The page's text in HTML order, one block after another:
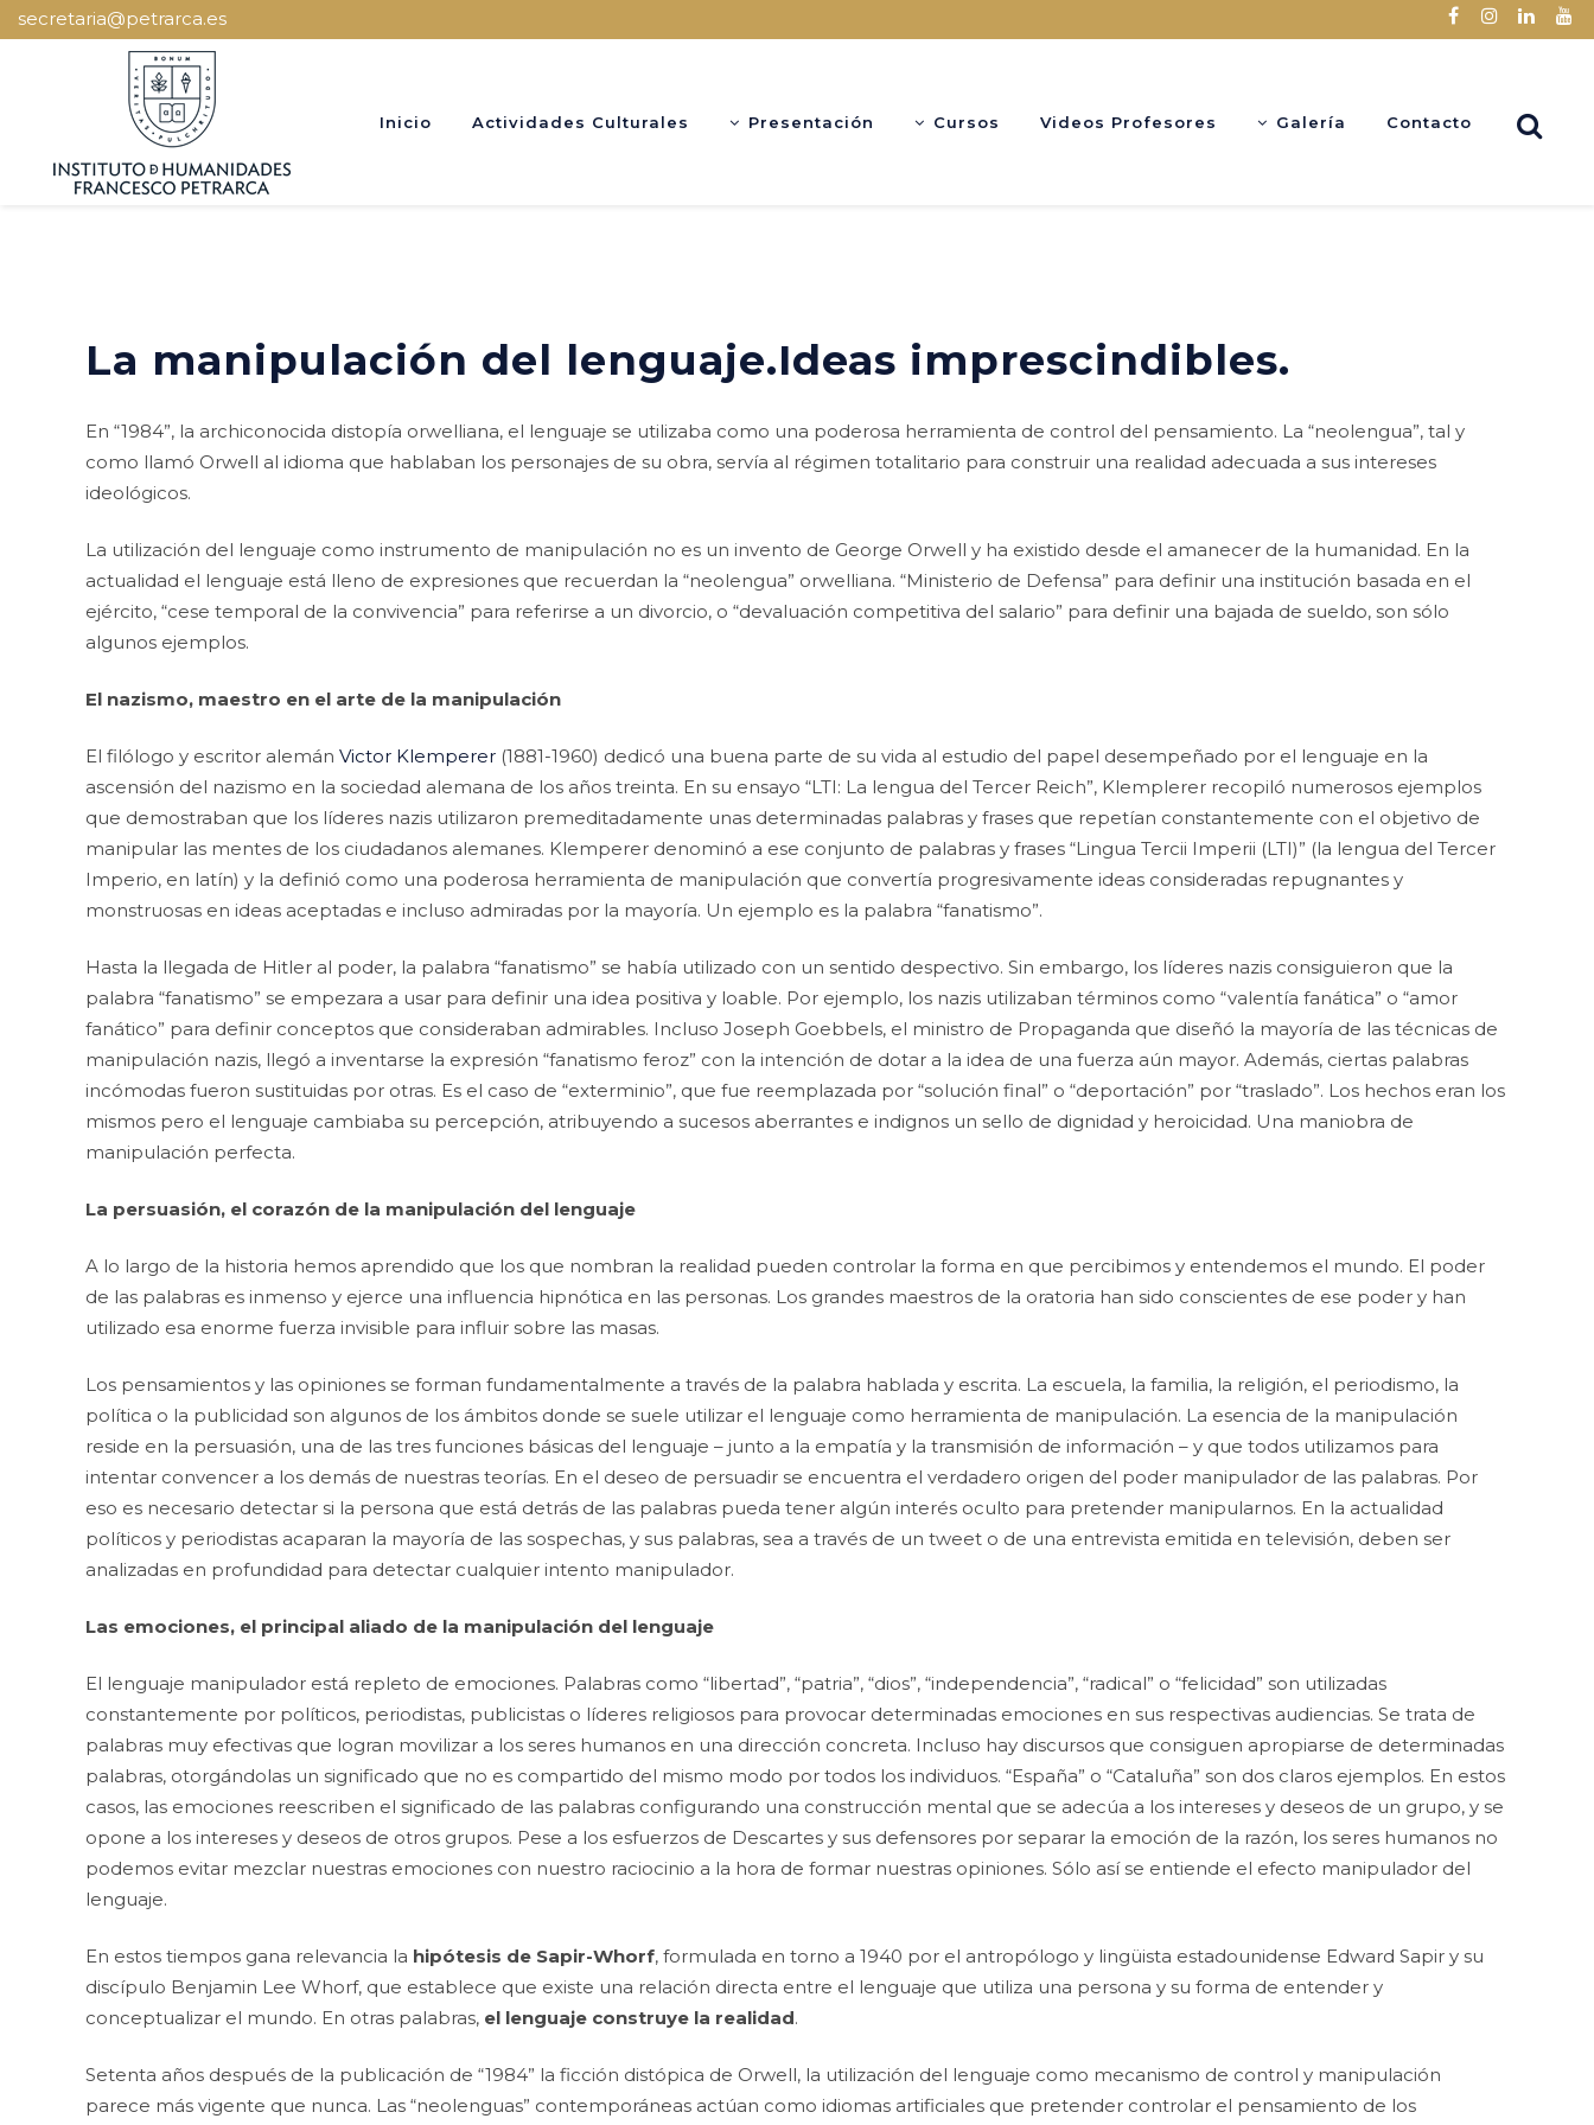
secretaria@petrarca.es
Inicio Actividades Culturales Presentación Cursos Videos Profesores Galería Contacto
La manipulación del lenguaje.Ideas imprescindibles.
En “1984”, la archiconocida distopía orwelliana, el lenguaje se utilizaba como una poderosa herramienta de control del pensamiento. La “neolengua”, tal y
como llamó Orwell al idioma que hablaban los personajes de su obra, servía al régimen totalitario para construir una realidad adecuada a sus intereses
ideológicos.
La utilización del lenguaje como instrumento de manipulación no es un invento de George Orwell y ha existido desde el amanecer de la humanidad. En la
actualidad el lenguaje está lleno de expresiones que recuerdan la “neolengua” orwelliana. “Ministerio de Defensa” para definir una institución basada en el
ejército, “cese temporal de la convivencia” para referirse a un divorcio, o “devaluación competitiva del salario” para definir una bajada de sueldo, son sólo
algunos ejemplos.
El nazismo, maestro en el arte de la manipulación
El filólogo y escritor alemán Victor Klemperer (1881-1960) dedicó una buena parte de su vida al estudio del papel desempeñado por el lenguaje en la
ascensión del nazismo en la sociedad alemana de los años treinta. En su ensayo “LTI: La lengua del Tercer Reich”, Klemplerer recopiló numerosos ejemplos
que demostraban que los líderes nazis utilizaron premeditadamente unas determinadas palabras y frases que repetían constantemente con el objetivo de
manipular las mentes de los ciudadanos alemanes. Klemperer denominó a ese conjunto de palabras y frases “Lingua Tercii Imperii (LTI)” (la lengua del Tercer
Imperio, en latín) y la definió como una poderosa herramienta de manipulación que convertía progresivamente ideas consideradas repugnantes y
monstruosas en ideas aceptadas e incluso admiradas por la mayoría. Un ejemplo es la palabra “fanatismo”.
Hasta la llegada de Hitler al poder, la palabra “fanatismo” se había utilizado con un sentido despectivo. Sin embargo, los líderes nazis consiguieron que la
palabra “fanatismo” se empezara a usar para definir una idea positiva y loable. Por ejemplo, los nazis utilizaban términos como “valentía fanática” o “amor
fanático” para definir conceptos que consideraban admirables. Incluso Joseph Goebbels, el ministro de Propaganda que diseñó la mayoría de las técnicas de
manipulación nazis, llegó a inventarse la expresión “fanatismo feroz” con la intención de dotar a la idea de una fuerza aún mayor. Además, ciertas palabras
incómodas fueron sustituidas por otras. Es el caso de “exterminio”, que fue reemplazada por “solución final” o “deportación” por “traslado”. Los hechos eran los
mismos pero el lenguaje cambiaba su percepción, atribuyendo a sucesos aberrantes e indignos un sello de dignidad y heroicidad. Una maniobra de
manipulación perfecta.
La persuasión, el corazón de la manipulación del lenguaje
A lo largo de la historia hemos aprendido que los que nombran la realidad pueden controlar la forma en que percibimos y entendemos el mundo. El poder
de las palabras es inmenso y ejerce una influencia hipnótica en las personas. Los grandes maestros de la oratoria han sido conscientes de ese poder y han
utilizado esa enorme fuerza invisible para influir sobre las masas.
Los pensamientos y las opiniones se forman fundamentalmente a través de la palabra hablada y escrita. La escuela, la familia, la religión, el periodismo, la
política o la publicidad son algunos de los ámbitos donde se suele utilizar el lenguaje como herramienta de manipulación. La esencia de la manipulación
reside en la persuasión, una de las tres funciones básicas del lenguaje – junto a la empatía y la transmisión de información – y que todos utilizamos para
intentar convencer a los demás de nuestras teorías. En el deseo de persuadir se encuentra el verdadero origen del poder manipulador de las palabras. Por
eso es necesario detectar si la persona que está detrás de las palabras pueda tener algún interés oculto para pretender manipularnos. En la actualidad
políticos y periodistas acaparan la mayoría de las sospechas, y sus palabras, sea a través de un tweet o de una entrevista emitida en televisión, deben ser
analizadas en profundidad para detectar cualquier intento manipulador.
Las emociones, el principal aliado de la manipulación del lenguaje
El lenguaje manipulador está repleto de emociones. Palabras como “libertad”, “patria”, “dios”, “independencia”, “radical” o “felicidad” son utilizadas
constantemente por políticos, periodistas, publicistas o líderes religiosos para provocar determinadas emociones en sus respectivas audiencias. Se trata de
palabras muy efectivas que logran movilizar a los seres humanos en una dirección concreta. Incluso hay discursos que consiguen apropiarse de determinadas
palabras, otorgándolas un significado que no es compartido del mismo modo por todos los individuos. “España” o “Cataluña” son dos claros ejemplos. En estos
casos, las emociones reescriben el significado de las palabras configurando una construcción mental que se adecúa a los intereses y deseos de un grupo, y se
opone a los intereses y deseos de otros grupos. Pese a los esfuerzos de Descartes y sus defensores por separar la emoción de la razón, los seres humanos no
podemos evitar mezclar nuestras emociones con nuestro raciocinio a la hora de formar nuestras opiniones. Sólo así se entiende el efecto manipulador del
lenguaje.
En estos tiempos gana relevancia la hipótesis de Sapir-Whorf, formulada en torno a 1940 por el antropólogo y lingüista estadounidense Edward Sapir y su
discípulo Benjamin Lee Whorf, que establece que existe una relación directa entre el lenguaje que utiliza una persona y su forma de entender y
conceptualizar el mundo. En otras palabras, el lenguaje construye la realidad.
Setenta años después de la publicación de “1984” la ficción distópica de Orwell, la utilización del lenguaje como mecanismo de control y manipulación
parece más vigente que nunca. Las “neolenguas” contemporáneas actúan como idiomas artificiales que pretender controlar el pensamiento de los